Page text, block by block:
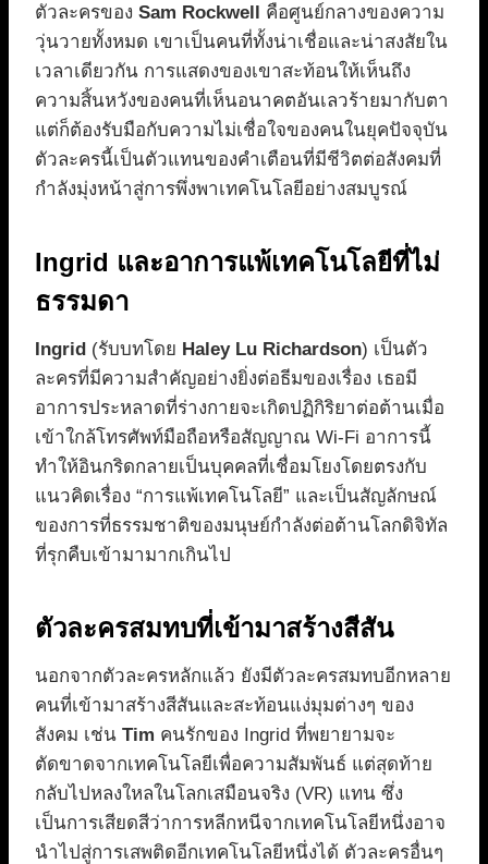
ตัวละครของ Sam Rockwell คือศูนย์กลางของความ
วุ่นวายทั้งหมด เขาเป็นคนที่ทั้งน่าเชื่อและน่าสงสัยใน
เวลาเดียวกัน การแสดงของเขาสะท้อนให้เห็นถึง
ความสิ้นหวังของคนที่เห็นอนาคตอันเลวร้ายมากับตา
แต่ก็ต้องรับมือกับความไม่เชื่อใจของคนในยุคปัจจุบัน
ตัวละครนี้เป็นตัวแทนของคำเตือนที่มีชีวิตต่อสังคมที่
กำลังมุ่งหน้าสู่การพึ่งพาเทคโนโลยีอย่างสมบูรณ์
Ingrid และอาการแพ้เทคโนโลยีที่ไม่
ธรรมดา
Ingrid (รับบทโดย Haley Lu Richardson) เป็นตัว
ละครที่มีความสำคัญอย่างยิ่งต่อธีมของเรื่อง เธอมี
อาการประหลาดที่ร่างกายจะเกิดปฏิกิริยาต่อต้านเมื่อ
เข้าใกล้โทรศัพท์มือถือหรือสัญญาณ Wi-Fi อาการนี้
ทำให้อินกริดกลายเป็นบุคคลที่เชื่อมโยงโดยตรงกับ
แนวคิดเรื่อง “การแพ้เทคโนโลยี” และเป็นสัญลักษณ์
ของการที่ธรรมชาติของมนุษย์กำลังต่อต้านโลกดิจิทัล
ที่รุกคืบเข้ามามากเกินไป
ตัวละครสมทบที่เข้ามาสร้างสีสัน
นอกจากตัวละครหลักแล้ว ยังมีตัวละครสมทบอีกหลาย
คนที่เข้ามาสร้างสีสันและสะท้อนแง่มุมต่างๆ ของ
สังคม เช่น Tim คนรักของ Ingrid ที่พยายามจะ
ตัดขาดจากเทคโนโลยีเพื่อความสัมพันธ์ แต่สุดท้าย
กลับไปหลงใหลในโลกเสมือนจริง (VR) แทน ซึ่ง
เป็นการเสียดสีว่าการหลีกหนีจากเทคโนโลยีหนึ่งอาจ
นำไปสู่การเสพติดอีกเทคโนโลยีหนึ่งได้ ตัวละครอื่นๆ